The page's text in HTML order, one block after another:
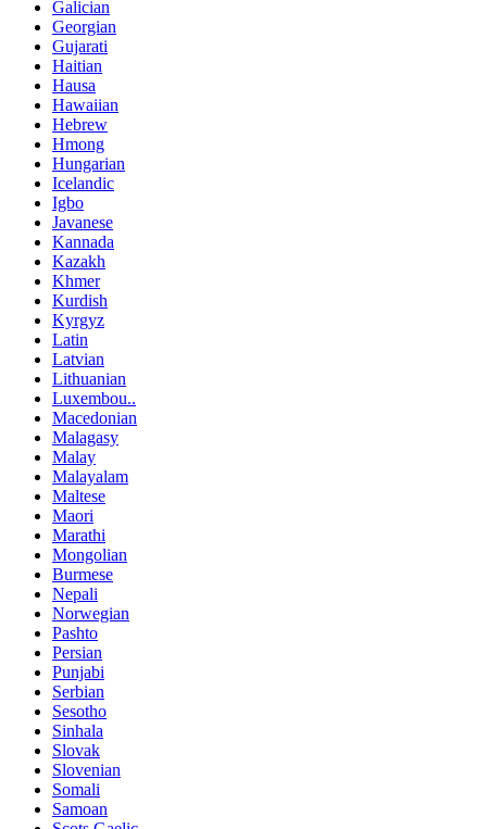
Galician
Georgian
Gujarati
Haitian
Hausa
Hawaiian
Hebrew
Hmong
Hungarian
Icelandic
Igbo
Javanese
Kannada
Kazakh
Khmer
Kurdish
Kyrgyz
Latin
Latvian
Lithuanian
Luxembou..
Macedonian
Malagasy
Malay
Malayalam
Maltese
Maori
Marathi
Mongolian
Burmese
Nepali
Norwegian
Pashto
Persian
Punjabi
Serbian
Sesotho
Sinhala
Slovak
Slovenian
Somali
Samoan